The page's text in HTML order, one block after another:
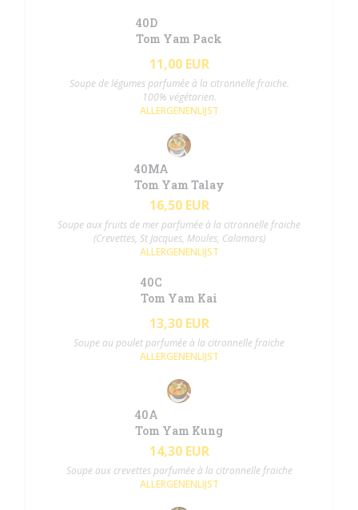
40D
Tom Yam Pack
11,00 EUR
Soupe de légumes parfumée à la citronnelle fraiche.
100% végétarien.
ALLERGENENLIJST
40MA
Tom Yam Talay
16,50 EUR
Soupe aux fruits de mer parfumée à la citronnelle fraiche
(Crevettes, St Jacques, Moules, Calamars)
ALLERGENENLIJST
40C
Tom Yam Kai
13,30 EUR
Soupe au poulet parfumée à la citronnelle fraiche
ALLERGENENLIJST
40A
Tom Yam Kung
14,30 EUR
Soupe aux crevettes parfumée à la citronnelle fraiche
ALLERGENENLIJST